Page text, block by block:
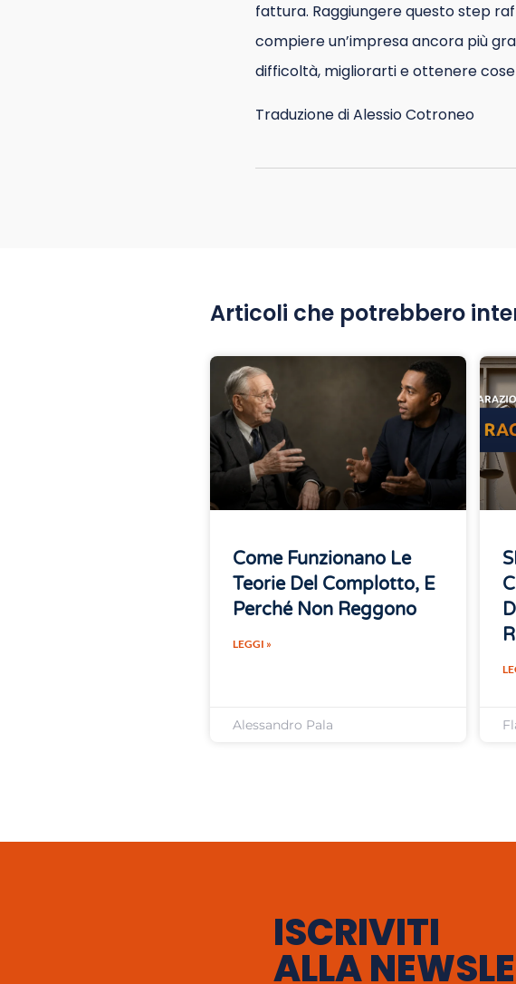
fattura. Raggiungere questo step
compiere un’impresa ancora più
difficoltà, migliorarti e ottenere
Traduzione di Alessio Cotroneo
Articoli che potrebbero
Come Funzionano Le
Teorie Del Complotto, E
Perché Non Reggono
LEGGI »
Alessandro Pala
ISCRIVITI
ALLA